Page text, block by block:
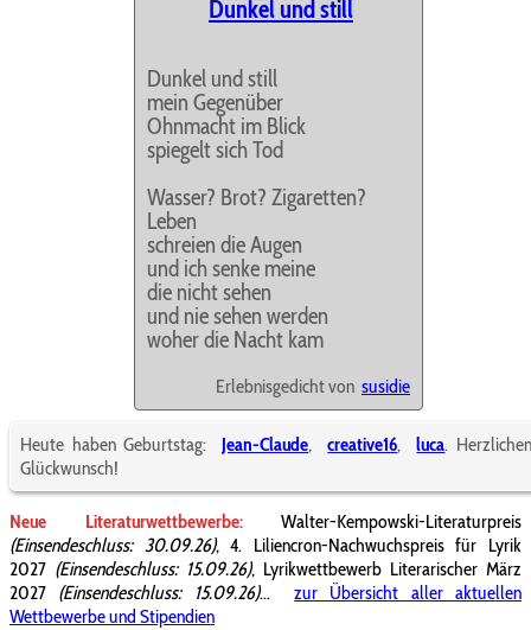
Dunkel und still
Dunkel und still
mein Gegenüber
Ohnmacht im Blick
spiegelt sich Tod
Wasser? Brot? Zigaretten?
Leben
schreien die Augen
und ich senke meine
die nicht sehen
und nie sehen werden
woher die Nacht kam
Erlebnisgedicht von susidie
Heute haben Geburtstag: Jean-Claude, creative16, luca.
Glückwunsch!
Neue Literaturwettbewerbe:Walter-Kempowski-Literaturpreis
(Einsendeschluss: 30.09.26), 4. Liliencron-Nachwuchspreis für Lyrik
2027 (Einsendeschluss: 15.09.26), Lyrikwettbewerb Literarischer März
2027 (Einsendeschluss: 15.09.26)...
zur Übersicht aller aktuellen
Wettbewerbe und Stipendien